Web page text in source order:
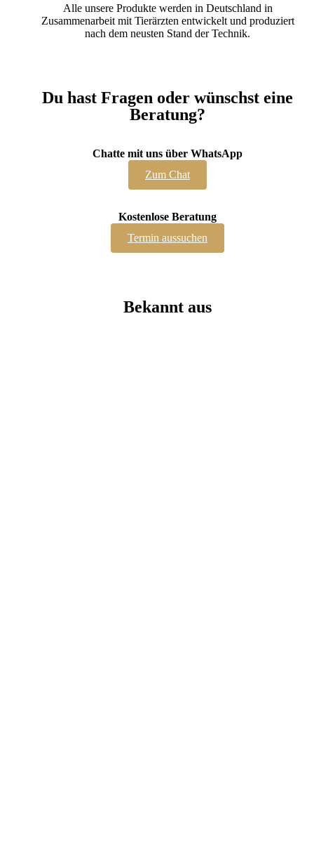
Alle unsere Produkte werden in Deutschland in
Zusammenarbeit mit Tierärzten entwickelt und produziert
nach dem neusten Stand der Technik.
Du hast Fragen oder wünschst eine
Beratung?
Chatte mit uns über WhatsApp
Zum Chat
Kostenlose Beratung
Termin aussuchen
Bekannt aus